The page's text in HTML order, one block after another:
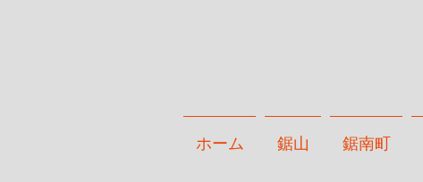
ホーム 鋸山 鋸南町